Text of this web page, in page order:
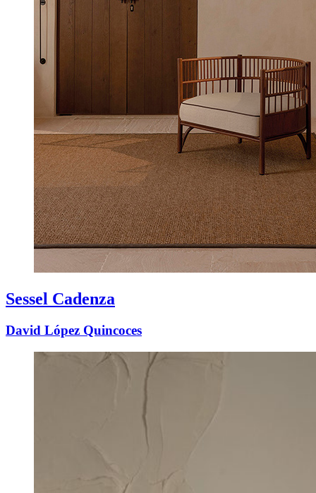
Sessel Cadenza
David López Quincoces